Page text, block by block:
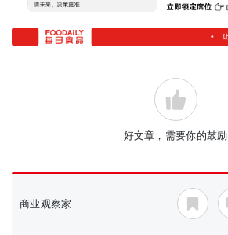
好文章，需要你的鼓励
商业观察家